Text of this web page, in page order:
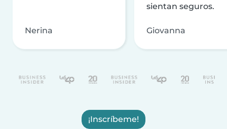
Nerina
sientan seguros.
Giovanna
¡Inscríbeme!